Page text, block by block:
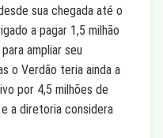
sua chegada até o
a pagar 1,5 milhão
ampliar seu
o Verdão teria ainda a
por 4,5 milhões de
a diretoria considera